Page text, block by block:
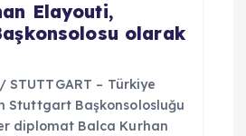
Elayouti,
olarak
STUTTGART – Türkiye
Stuttgart Başkonsolosluğu
diplomat Balca Kurhan